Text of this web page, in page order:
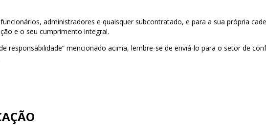
administradores e quaisquer subcontratado, e para a sua própria
e o seu cumprimento integral.
responsabilidade” mencionado acima, lembre-se de enviá-lo para o setor de